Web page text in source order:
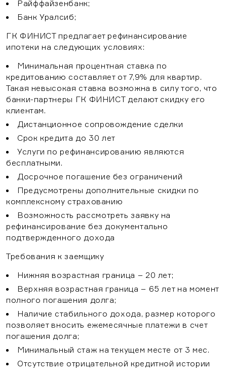
Райффайзенбанк;
Банк Уралсиб;
ГК ФИНИСТ предлагает рефинансирование
ипотеки на следующих условиях:
Минимальная процентная ставка по
кредитованию составляет от 7,9% для квартир.
Такая невысокая ставка возможна в силу того, что
банки-партнеры ГК ФИНИСТ делают скидку его
клиентам.
Дистанционное сопровождение сделки
Срок кредита до 30 лет
Услуги по рефинансированию являются
бесплатными.
Досрочное погашение без ограничений
Предусмотрены дополнительные скидки по
комплексному страхованию
Возможность рассмотреть заявку на
рефинансирование без документально
подтвержденного дохода
Требования к заемщику
Нижняя возрастная граница – 20 лет;
Верхняя возрастная граница – 65 лет на момент
полного погашения долга;
Наличие стабильного дохода, размер которого
позволяет вносить ежемесячные платежи в счет
погашения долга;
Минимальный стаж на текущем месте от 3 мес.
Отсутствие отрицательной кредитной истории
Бесплатная
консультация
Согласен на обработку
персональных данных
Политика обработки персональных данных
Пользовательское соглашение
Согласие на обработку персональных данных
Отправить
Выберите Ваш регион
Москва
Санкт-Петербург
Нижний Новгород
Рязань
Воронеж
Казань
Краснодар
Тамбов
Ставрополь
Выбрать
Подберите программу,
вам
согласие на обработку моих персональных данных
политикой конфидециальности